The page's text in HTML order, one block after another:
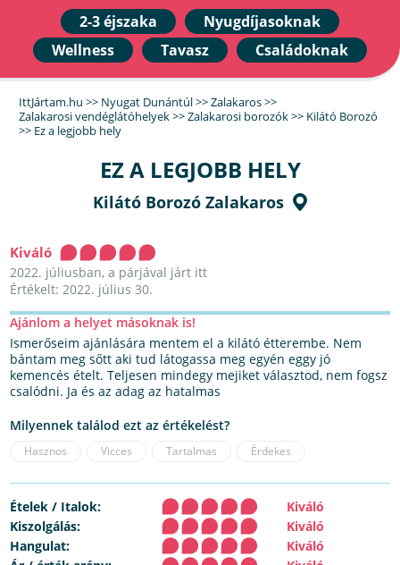
2-3 éjszaka
Nyugdíjasoknak
Wellness
Tavasz Családoknak
IttJártam.hu >> Nyugat Dunántúl>>Zalakaros>>
Zalakarosi vendéglátóhelyek>>Zalakarosi borozók>> Kilátó Borozó
>> Ez a legjobb hely
EZ A LEGJOBB HELY
Kilátó Borozó Zalakaros
Kiváló
2022. júliusban, a párjával járt itt
Értékelt: 2022. július 30.
Ajánlom a helyet másoknak is!
Ismerőseim ajánlására mentem el a kilátó étterembe. Nem
bántam meg sőtt aki tud látogassa meg egyén eggy jó
kemencés ételt. Teljesen mindegy mejiket választod, nem fogsz
csalódni. Ja és az adag az hatalmas
Milyennek találod ezt az értékelést?
Hasznos Vicces Tartalmas Érdekes
Ételek / Italok:
Kiváló
Kiszolgálás:
Kiváló
Hangulat:
Kiváló